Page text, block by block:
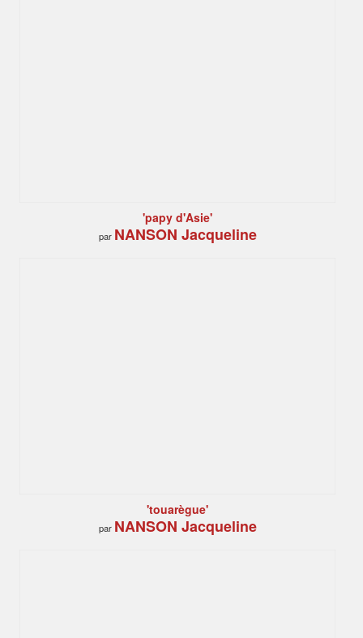
'papy d'Asie'
par NANSON Jacqueline
'touarègue'
par NANSON Jacqueline